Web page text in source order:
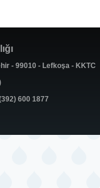
- 99010 - Lefkoşa - KKTC
600 1877